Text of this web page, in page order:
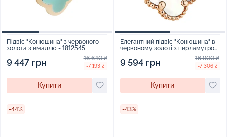
Підвіс "Конюшина" з червоного
золота з емаллю - 1812545
9 447 грн 16 640 ₴
-7 193 ₴
Купити
Елегантний підвіс "Конюшина" в
червоному золоті з перламутром
9 594 грн 16 900 ₴
-7 306 ₴
Купити
-44% -43%